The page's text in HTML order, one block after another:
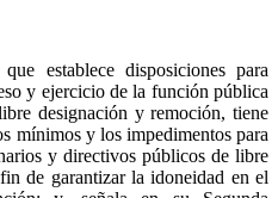
establece disposiciones para
y ejercicio de la función pública
designación y remoción, tiene
mínimos y los impedimentos para
y directivos públicos de libre
de garantizar la idoneidad en el